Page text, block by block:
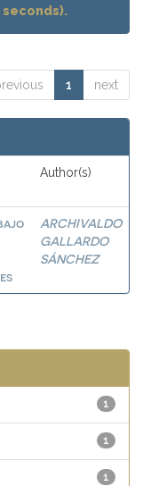
seconds).
1 next
Author(s)
ARCHIVALDO
GALLARDO
SÁNCHEZ
1
1
1